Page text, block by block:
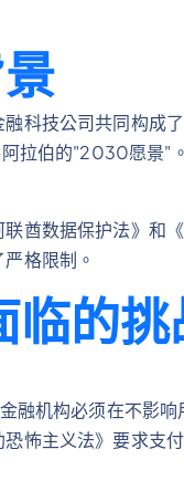
科技公司共同构成
拉伯的"2030愿景"
酋数据保护法》和
格限制。
临的挑
融机构必须在不影
怖主义法》要求支